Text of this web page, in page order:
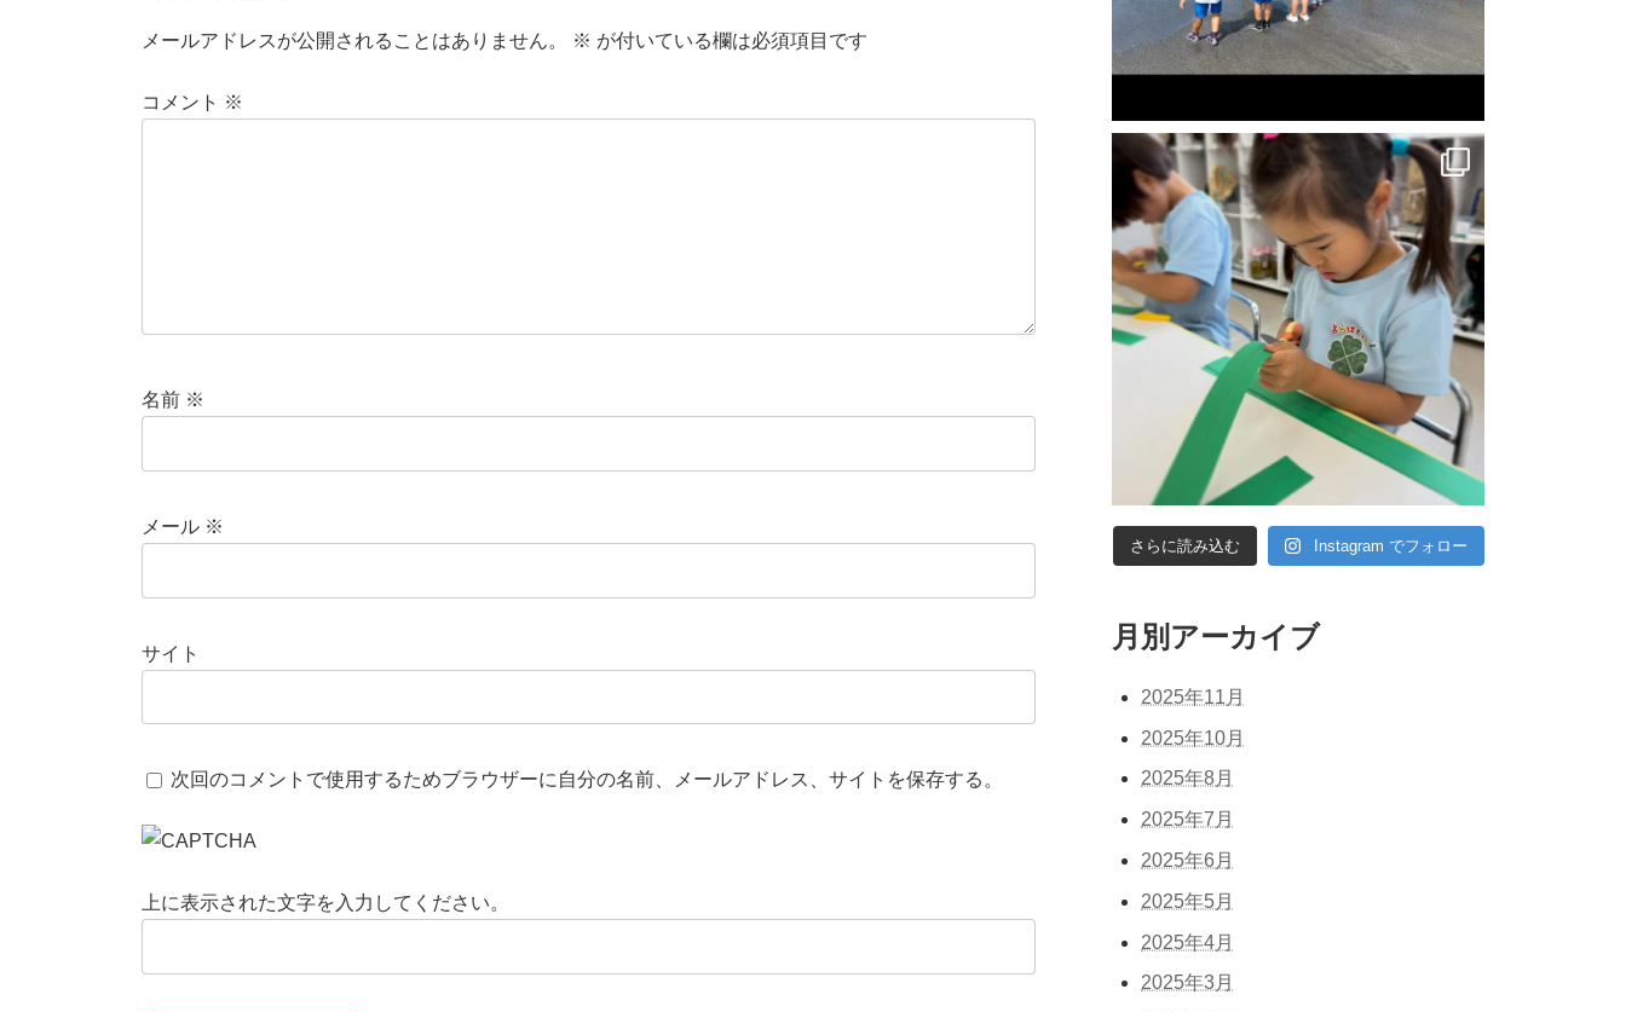
メールアドレスが公開されることはありません。 ※ が付いている欄は必須項目です
コメント ※
名前 ※
メール ※
サイト
次回のコメントで使用するためブラウザーに自分の名前、メールアドレス、サイトを保存する。
上に表示された文字を入力してください。
さらに読み込む Instagram でフォロー
月別アーカイブ
2025年11月
2025年10月
2025年8月
2025年7月
2025年6月
2025年5月
2025年4月
2025年3月